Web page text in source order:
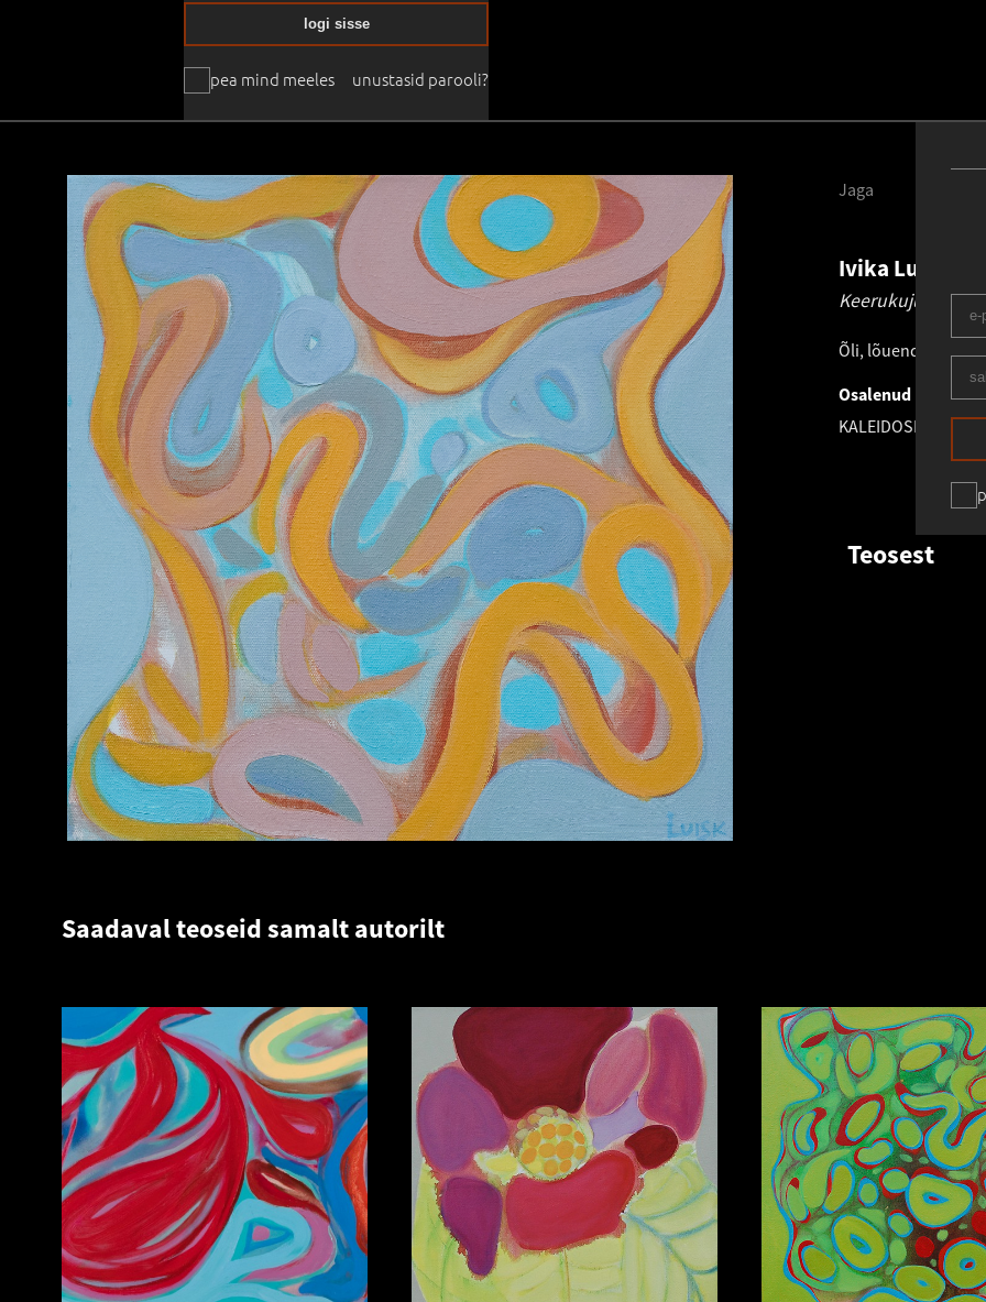
pea mind meeles
logi sisse
unustasid parooli?
Ivika Luisk
Keerukuju II. 2025
Õli, lõuend 40.0 ×
Osalenud näitusel
KALEIDOSKOOP
Teosest
Jaga
Saadaval teoseid samalt autorilt